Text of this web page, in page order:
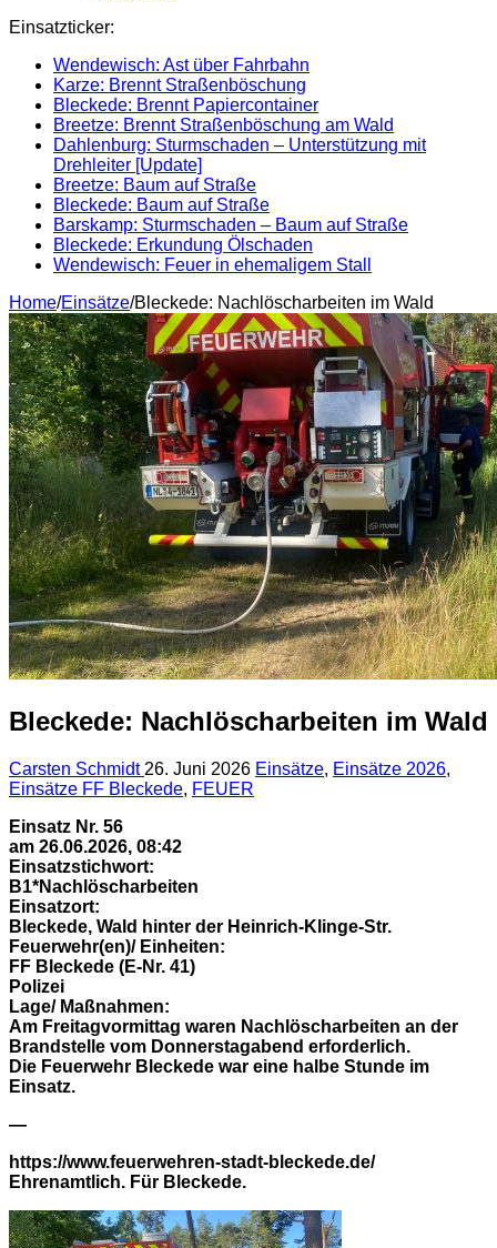
Einsatzticker:
Wendewisch: Ast über Fahrbahn
Karze: Brennt Straßenböschung
Bleckede: Brennt Papiercontainer
Breetze: Brennt Straßenböschung am Wald
Dahlenburg: Sturmschaden – Unterstützung mit
Drehleiter [Update]
Breetze: Baum auf Straße
Bleckede: Baum auf Straße
Barskamp: Sturmschaden – Baum auf Straße
Bleckede: Erkundung Ölschaden
Wendewisch: Feuer in ehemaligem Stall
Home/Einsätze/Bleckede: Nachlöscharbeiten im Wald
Bleckede: Nachlöscharbeiten im Wald
Carsten Schmidt 26. Juni 2026 Einsätze, Einsätze 2026,
Einsätze FF Bleckede, FEUER
Einsatz Nr. 56
am 26.06.2026, 08:42
Einsatzstichwort:
B1*Nachlöscharbeiten
Einsatzort:
Bleckede, Wald hinter der Heinrich-Klinge-Str.
Feuerwehr(en)/ Einheiten:
FF Bleckede (E-Nr. 41)
Polizei
Lage/ Maßnahmen:
Am Freitagvormittag waren Nachlöscharbeiten an der
Brandstelle vom Donnerstagabend erforderlich.
Die Feuerwehr Bleckede war eine halbe Stunde im
Einsatz.
—
https://www.feuerwehren-stadt-bleckede.de/
Ehrenamtlich. Für Bleckede.